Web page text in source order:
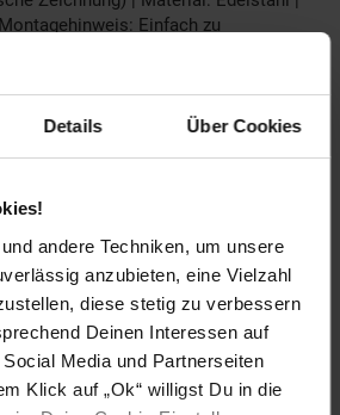
Details Über Cookies
andere Techniken, um unsere
anzubieten, eine Vielzahl
diese stetig zu verbessern
Deinen Interessen auf
Media und Partnerseiten
Klick auf „Ok“ willigst Du in die
Einfach zu
nicht enthalten bitte optional
einen 2K/3K
besorgen) | Lieferumfang: Artikel inkl.
oder im Baumarkt einen
Weiteres Bad-Zubehör